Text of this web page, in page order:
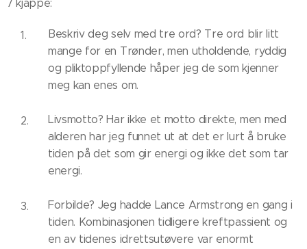
7 kjappe:
Beskriv deg selv med tre ord? Tre ord blir litt
mange for en Trønder, men utholdende, ryddig
og pliktoppfyllende håper jeg de som kjenner
meg kan enes om.
Livsmotto? Har ikke et motto direkte, men med
alderen har jeg funnet ut at det er lurt å bruke
tiden på det som gir energi og ikke det som tar
energi.
Forbilde? Jeg hadde Lance Armstrong en gang i
tiden. Kombinasjonen tidligere kreftpassient og
en av tidenes idrettsutøvere var enormt